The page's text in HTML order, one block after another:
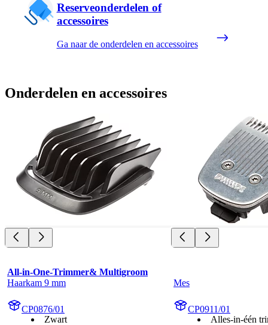
Reserveonderdelen of
accessoires
Ga naar de onderdelen en accessoires
Onderdelen en accessoires
All-in-One-Trimmer& Multigroom
Haarkam 9 mm
CP0876/01
Zwart
Mes
CP0911/01
Alles-in-één